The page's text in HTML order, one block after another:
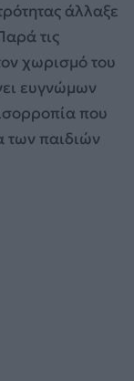
άλλαξε
τις
χωρισμό του
ευγνώμων
που
των παιδιών